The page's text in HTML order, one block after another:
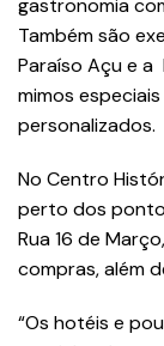
Também são
Paraíso Açu e
mimos
personalizados.
No Centro
perto dos
Rua 16 de
compras, além
“Os hotéis e